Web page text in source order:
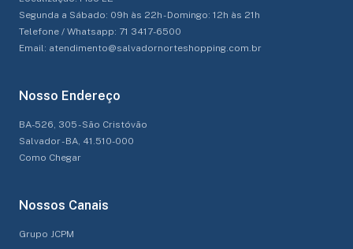
Segunda a Sábado: 09h às 22h - Domingo: 12h às 21h
Telefone / Whatsapp: 71 3417-6500
Email: atendimento@salvadornorteshopping.com.br
Nosso Endereço
BA-526, 305 - São Cristóvão
Salvador - BA, 41.510-000
Como Chegar
Nossos Canais
Grupo JCPM